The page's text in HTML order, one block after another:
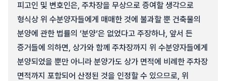
피고인 및 변호인은, 주차장을 무상으로 증여할 생각으로
형식상 위 수분양자들에게 매매한 것에 불과할 뿐 건축물의
분양에 관한 법률의 ‘분양‘은 없었다고 주장하나, 앞서 든
증거들에 의하면, 상가와 함께 주차장까지 위 수분양자들에게
분양되었을 뿐만 아니라 분양가도 상가 면적에 비례한 주차장
면적까지 포함되어 산정된 것을 인정할 수 있으므로, 위